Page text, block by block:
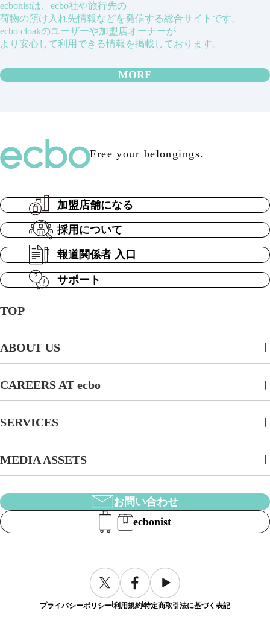
ecbonistは、ecbo社や旅行先の
荷物の預け入れ先情報などを発信する総合サイトです。
ecbo cloakのユーザーや加盟店オーナーが
より安心して利用できる情報を掲載しております。
MORE
Free your belongings.
TOP
ABOUT US
CAREERS AT ecbo
SERVICES
MEDIA ASSETS
加盟店舗になる
採用について
報道関係者 入口
サポート
お問い合わせ
ecbonist
プライバシーポリシー利用規約特定商取引法に基づく表記